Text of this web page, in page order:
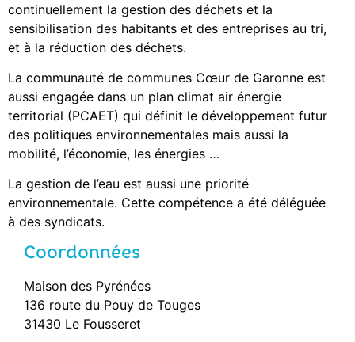
continuellement la gestion des déchets et la
sensibilisation des habitants et des entreprises au tri,
et à la réduction des déchets.
La communauté de communes Cœur de Garonne est
aussi engagée dans un plan climat air énergie
territorial (PCAET) qui définit le développement futur
des politiques environnementales mais aussi la
mobilité, l’économie, les énergies …
La gestion de l’eau est aussi une priorité
environnementale. Cette compétence a été déléguée
à des syndicats.
Coordonnées
Maison des Pyrénées
136 route du Pouy de Touges
31430 Le Fousseret